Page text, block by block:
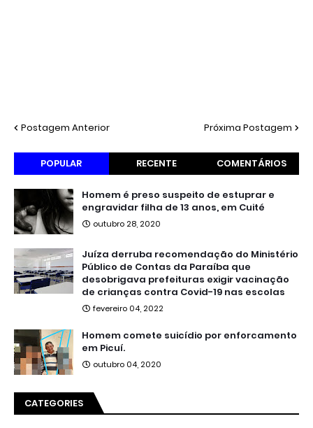
Postagem Anterior Próxima Postagem
POPULAR RECENTE COMENTÁRIOS
Homem é preso suspeito de estuprar e
engravidar filha de 13 anos, em Cuité
outubro 28, 2020
Juíza derruba recomendação do Ministério
Público de Contas da Paraíba que
desobrigava prefeituras exigir vacinação
de crianças contra Covid-19 nas escolas
fevereiro 04, 2022
Homem comete suicídio por enforcamento
em Picuí.
outubro 04, 2020
CATEGORIES